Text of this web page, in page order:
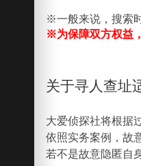
※一般来说，搜索
※为保障双方权益
关于寻人查址
大爱侦探社将根据
依照实务案例，故
若不是故意隐匿自